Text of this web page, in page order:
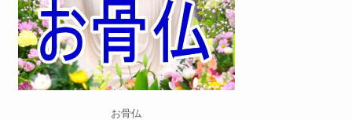
お骨仏